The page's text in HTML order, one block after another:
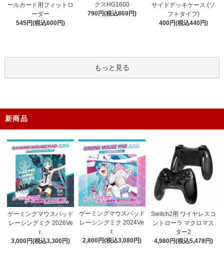
ールカード用フィットロ
ーダー
545円(税込600円)
クスHG1600
790円(税込869円)
サイドデッキケース (ソ
フトタイプ)
400円(税込440円)
もっと見る
新商品
ゲーミングマウスパッド
レーシングミク 2026Ve
r.
3,000円(税込3,300円)
ゲーミングマウスパッド
レーシングミク 2024Ve
r.
2,800円(税込3,080円)
Switch2用 ワイヤレスコ
ントローラ マクロマス
ター2
4,980円(税込5,478円)